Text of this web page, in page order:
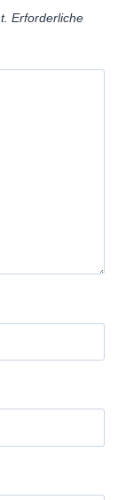
Erforderliche